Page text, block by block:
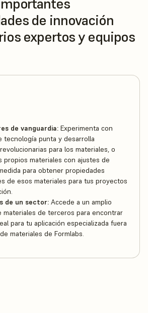
de innovación
expertos y equipos
de vanguardia: Experimenta con
tecnología punta y desarrolla
para los materiales, o
propios materiales con ajustes de
para obtener propiedades
de esos materiales para tus proyectos
de un sector: Accede a un amplio
materiales de terceros para encontrar
para tu aplicación especializada fuera
materiales de Formlabs.